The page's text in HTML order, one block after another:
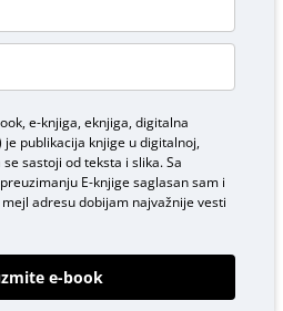
e-knjiga, eknjiga, digitalna
je publikacija knjige u digitalnoj,
sastoji od teksta i slika. Sa
preuzimanju E-knjigesaglasan sam i
adresu dobijam najvažnije vesti
e-book